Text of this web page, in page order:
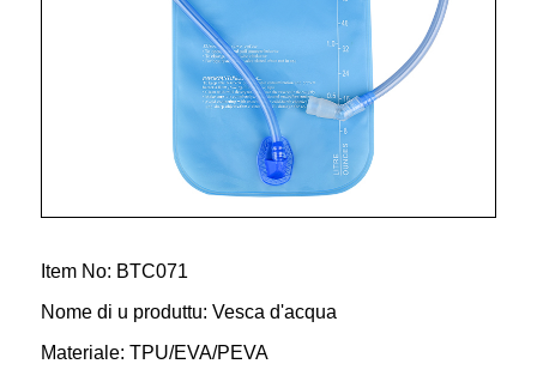
Item No: BTC071
Nome di u produttu: Vesca d'acqua
Materiale: TPU/EVA/PEVA